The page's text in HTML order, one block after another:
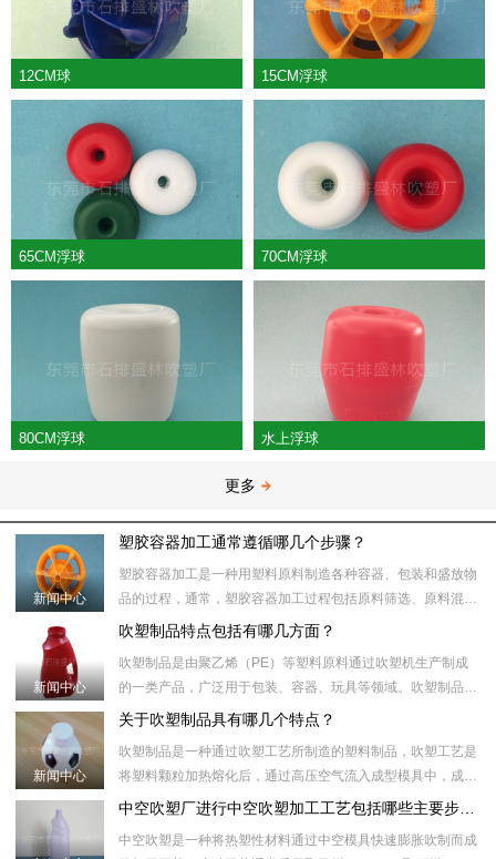
12CM球 15CM浮球
65CM浮球 70CM浮球
80CM浮球 水上浮球
更多
新闻中心
塑胶容器加工通常遵循哪几个步骤？
塑胶容器加工是一种用塑料原料制造各种容器、包装和盛放物
品的过程，通常，塑胶容器加工过程包括原料筛选、原料混
合、塑化加热、模具注射、冷却、取出、后处理等步骤。​具体
新闻中心
吹塑制品特点包括有哪几方面？
吹塑制品是由聚乙烯（PE）等塑料原料通过吹塑机生产制成
的一类产品，广泛用于包装、容器、玩具等领域。吹塑制品制
作过程中，首先将塑料颗粒加热到合适的温度，然后将塑料颗
新闻中心
关于吹塑制品具有哪几个特点？
吹塑制品是一种通过吹塑工艺所制造的塑料制品，吹塑工艺是
将塑料颗粒加热熔化后，通过高压空气流入成型模具中，成型
模具内部的形状和壁厚受压力和温度控制。随后，通过冷却模中空吹塑厂进行中空吹塑加工工艺包括哪些主要步骤？
中空吹塑是一种将热塑性材料通过中空模具快速膨胀吹制而成